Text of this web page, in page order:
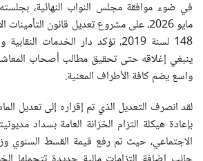
عن الدار
مايو 2026، على مشروع تعديل قانون
148 لسنة 2019، تؤكد دار الخدمات
ينبغي إغلاقه حتى تحقيق مطالب أصحاب
واسع يضم كافة الأطراف المعنية.
بإعادة هيكلة التزام الخزانة العامة بسداد
الاجتماعي، حيث تم رفع قيمة القسط السنوي